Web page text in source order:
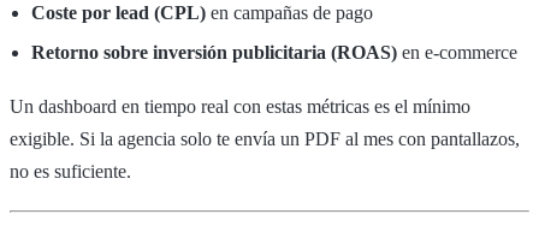
Coste por lead (CPL) en campañas de pago
Retorno sobre inversión publicitaria (ROAS) en e-commerce
Un dashboard en tiempo real con estas métricas es el mínimo
exigible. Si la agencia solo te envía un PDF al mes con pantallazos,
no es suficiente.